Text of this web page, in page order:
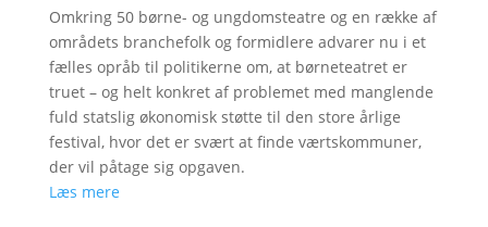
Omkring 50 børne- og ungdomsteatre og en række af
områdets branchefolk og formidlere advarer nu i et
fælles opråb til politikerne om, at børneteatret er
truet – og helt konkret af problemet med manglende
fuld statslig økonomisk støtte til den store årlige
festival, hvor det er svært at finde værtskommuner,
der vil påtage sig opgaven.
Læs mere